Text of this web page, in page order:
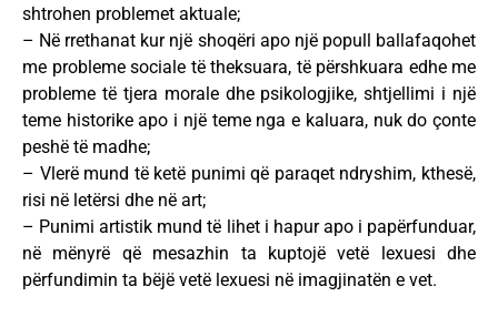
shtrohen problemet aktuale;
– Në rrethanat kur një shoqëri apo një popull ballafaqohet
me probleme sociale të theksuara, të përshkuara edhe me
probleme të tjera morale dhe psikologjike, shtjellimi i një
teme historike apo i një teme nga e kaluara, nuk do çonte
peshë të madhe;
– Vlerë mund të ketë punimi që paraqet ndryshim, kthesë,
risi në letërsi dhe në art;
– Punimi artistik mund të lihet i hapur apo i papërfunduar,
në mënyrë që mesazhin ta kuptojë vetë lexuesi dhe
përfundimin ta bëjë vetë lexuesi në imagjinatën e vet.